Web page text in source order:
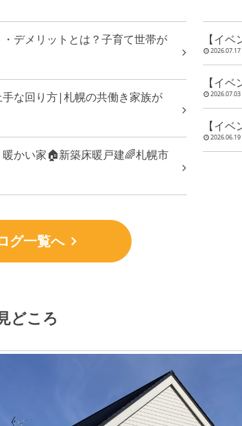
・デメリットとは？子育て世帯が
手な回り方|札幌の共働き家族が
暖かい家🏠新築床暖戸建🌈札幌市
グ一覧へ
【イ
2026.07.17
【イ
2026.07.03
【イ
2026.06.19
どころ